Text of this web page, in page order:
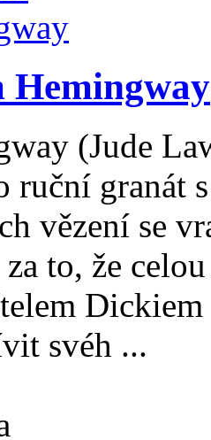
Hemingway
(Jude
ruční granát
vězení se
to, že
svéh ...